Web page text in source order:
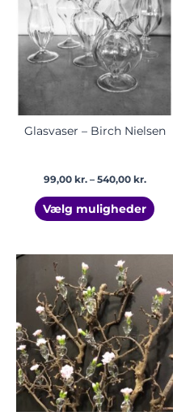
Glasvaser – Birch Nielsen
99,00 kr. – 540,00 kr.
Vælg muligheder
vare
har
kan
på